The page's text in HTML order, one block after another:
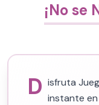
¡No se
D isfruta
instante en